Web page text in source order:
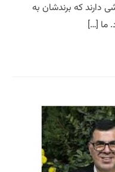
دارند که برندشان به
ما […]